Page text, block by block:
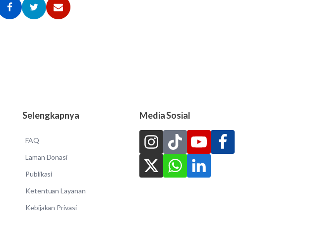
Selengkapnya
FAQ
Laman Donasi
Publikasi
Ketentuan Layanan
Kebijakan Privasi
Media Sosial